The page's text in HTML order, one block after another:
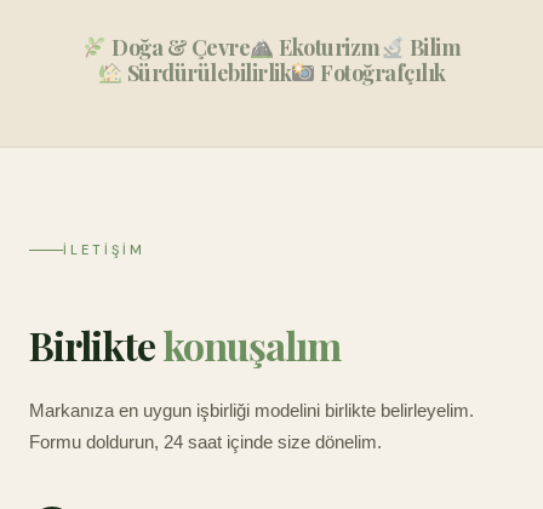
Doğa & Çevre Ekoturizm
Bilim
Sürdürülebilirlik
Fotoğrafçılık
İLETIŞIM
Birliktekonuşalım
Markanıza en uygun işbirliği modelini birlikte belirleyelim.
Formu doldurun, 24 saat içinde size dönelim.